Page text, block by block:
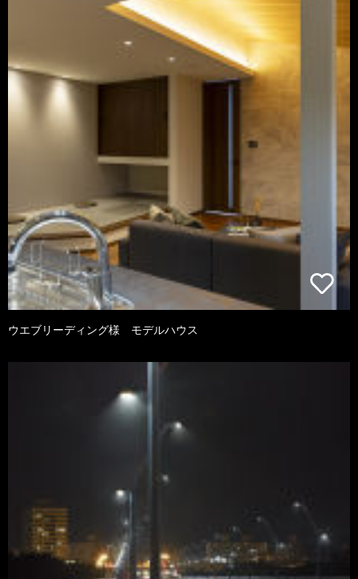
ウエブリーディング様 モデルハウス